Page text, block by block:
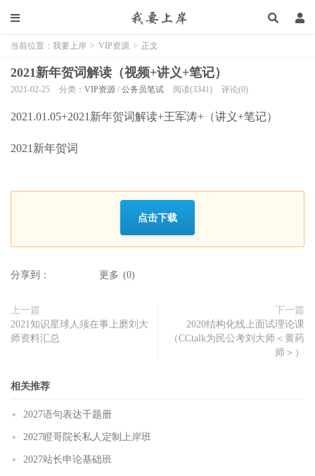
当前位置： 我要上岸 > VIP资源 > 正文
2021新年贺词解读（视频+讲义+笔记）
2021-02-25 分类： VIP资源 / 公务员笔试 阅读(3341) 评论(0)
2021.01.05+2021新年贺词解读+王军涛+（讲义+笔记）
2021新年贺词
点击下载
分享到： 更多 (0)
上一篇
2021知识星球人须在事上磨刘大
师资料汇总
下一篇
2020结构化线上面试理论课
（CCtalk为民公考刘大师＜黄药
师＞）
相关推荐
2027语句表达千题册
2027瞪哥院长私人定制上岸班
2027站长申论基础班